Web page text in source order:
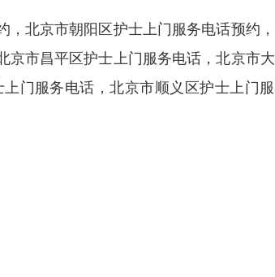
北京市朝阳区护士上门服务电话预约
市昌平区护士上门服务电话，北京市
门服务电话，北京市顺义区护士上门